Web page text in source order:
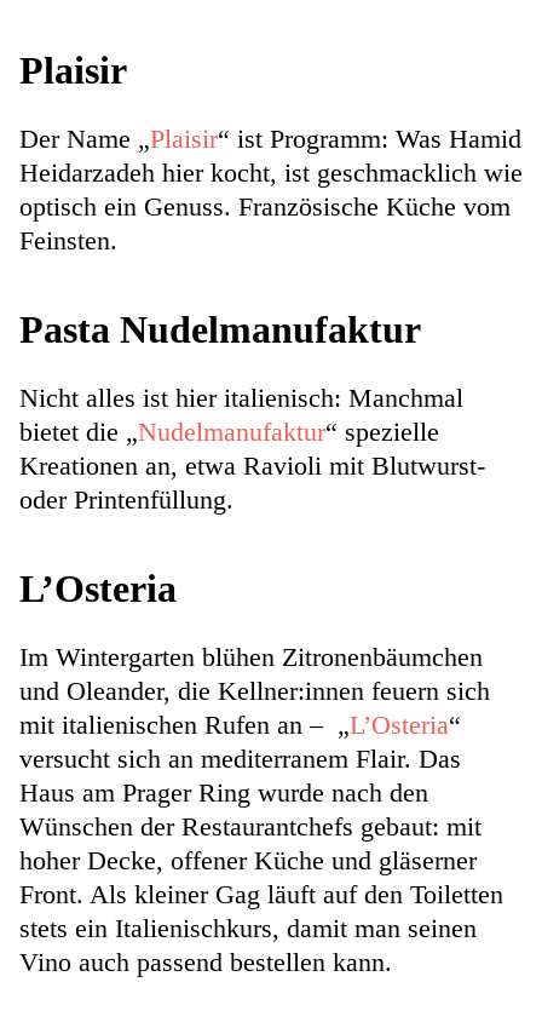
Plaisir
Der Name „Plaisir“ ist Programm: Was Hamid
Heidarzadeh hier kocht, ist geschmacklich wie
optisch ein Genuss. Französische Küche vom
Feinsten.
Pasta Nudelmanufaktur
Nicht alles ist hier italienisch: Manchmal
bietet die „Nudelmanufaktur“ spezielle
Kreationen an, etwa Ravioli mit Blutwurst-
oder Printenfüllung.
L’Osteria
Im Wintergarten blühen Zitronenbäumchen
und Oleander, die Kellner:innen feuern sich
mit italienischen Rufen an – „L’Osteria“
versucht sich an mediterranem Flair. Das
Haus am Prager Ring wurde nach den
Wünschen der Restaurantchefs gebaut: mit
hoher Decke, offener Küche und gläserner
Front. Als kleiner Gag läuft auf den Toiletten
stets ein Italienischkurs, damit man seinen
Vino auch passend bestellen kann.